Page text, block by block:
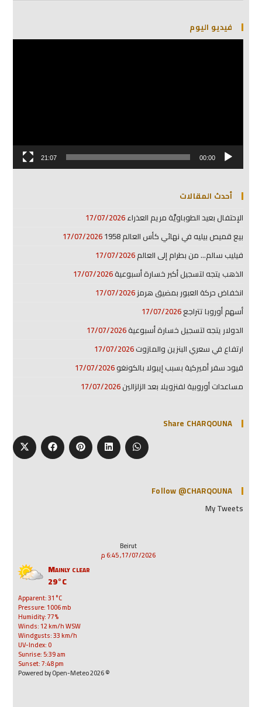
فيديو اليوم
مشغل
00:00
21:07
أحدث المقالات
الإحتفال بعيد الطوباويَّة مريم العذراء17/07/2026
بيع قميص بيليه في نهائي كأس العالم 1958
17/07/2026
فيليب سالم… من بطرام إلى العالم17/07/2026
الذهب يتجه لتسجيل أكبر خسارة أسبوعية17/07/2026
انخفاض حركة العبور بمضيق هرمز17/07/2026
أسهم أوروبا تتراجع17/07/2026
الدولار يتجه لتسجيل خسارة أسبوعية17/07/2026
ارتفاع في سعري البنزين والمازوت17/07/2026
قيود سفر أميركية بسبب إيبولا بالكونغو17/07/2026
مساعدات أوروبية لفنزويلا بعد الزلزالين17/07/2026
Share CHARQOUNA
Follow @CHARQOUNA
My Tweets
Beirut
17/07/2026, 6:45 م
Mainly clear
29°C
Apparent: 31°C
Pressure: 1006 mb
Humidity: 77%
Winds: 12 km/h WSW
Windgusts: 33 km/h
UV-Index: 0
Sunrise: 5:39 am
Sunset: 7:48 pm
© 2026 Powered by Open-Meteo